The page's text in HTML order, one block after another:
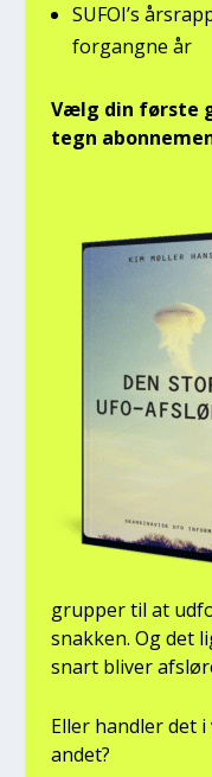
SUFOI’s
for­gang­ne år
Vælg din før­ste
tegn
grup­per til at
snak­ken. Og det
snart bli­ver
Eller hand­ler det
andet?